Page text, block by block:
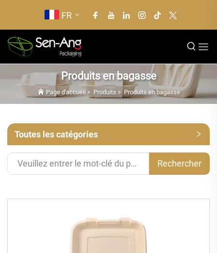
FR
Produits en bagasse
Page d'accueil > Produits > Produits en bagasse
Toutes les catégories
Rechercher